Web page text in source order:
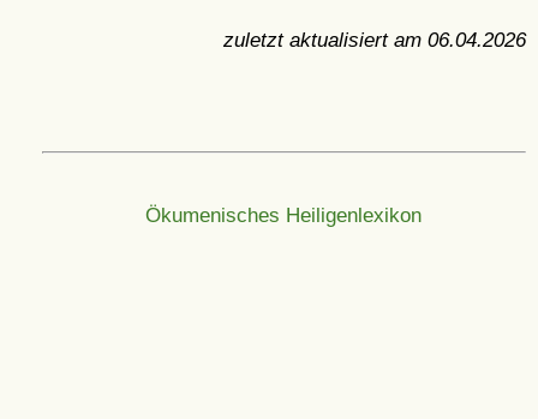
zuletzt aktualisiert am 06.04.2026
Ökumenisches Heiligenlexikon